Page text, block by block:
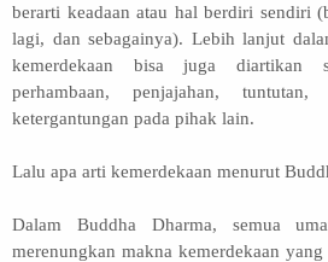
berarti keadaan atau hal berdiri sendiri
lagi, dan sebagainya). Lebih lanjut
kemerdekaan bisa jugadiartikan
perhambaan, penjajahan,
ketergantungan pada pihak lain.
Lalu apa arti kemerdekaan menurut
Dalam Buddha Dharma, semua
merenungkan makna kemerdekaan